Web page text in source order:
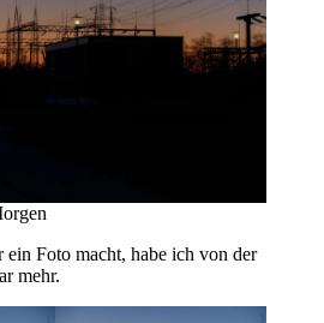
Foto macht, habe ich von der
mehr.